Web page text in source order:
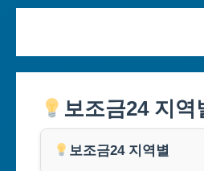
보조금24 지역
보조금24 지역별